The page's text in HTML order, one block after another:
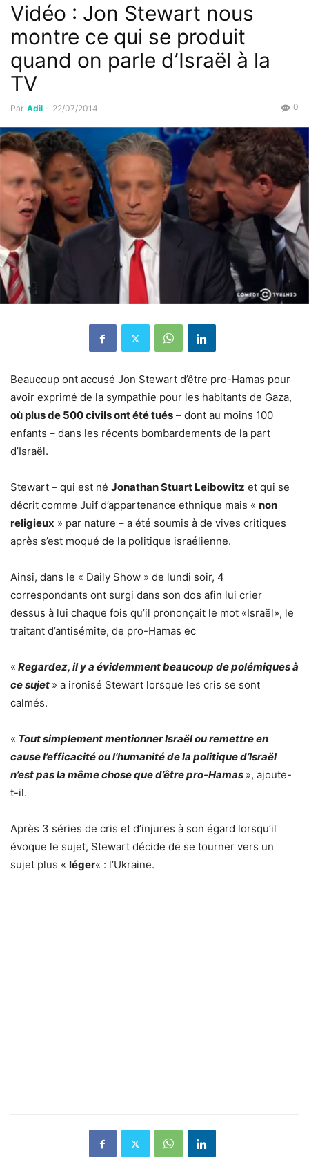
Vidéo : Jon Stewart nous
montre ce qui se produit
quand on parle d’Israël à la
TV
Par Adil - 22/07/2014 0
Beaucoup ont accusé Jon Stewart d’être pro-Hamas pour
avoir exprimé de la sympathie pour les habitants de Gaza,
où plus de 500 civils ont été tués – dont au moins 100
enfants – dans les récents bombardements de la part
d’Israël.
Stewart – qui est né Jonathan Stuart Leibowitz et qui se
décrit comme Juif d’appartenance ethnique mais « non
religieux » par nature – a été soumis à de vives critiques
après s’est moqué de la politique israélienne.
Ainsi, dans le « Daily Show » de lundi soir, 4
correspondants ont surgi dans son dos afin lui crier
dessus à lui chaque fois qu’il prononçait le mot «Israël», le
traitant d’antisémite, de pro-Hamas ec
« Regardez, il y a évidemment beaucoup de polémiques à
ce sujet » a ironisé Stewart lorsque les cris se sont
calmés.
« Tout simplement mentionner Israël ou remettre en
cause l’efficacité ou l’humanité de la politique d’Israël
n’est pas la même chose que d’être pro-Hamas », ajoute-
t-il.
Après 3 séries de cris et d’injures à son égard lorsqu’il
évoque le sujet, Stewart décide de se tourner vers un
sujet plus « léger« : l’Ukraine.